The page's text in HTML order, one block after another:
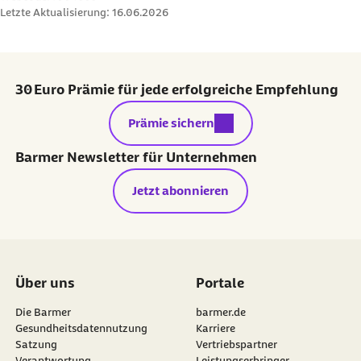
Letzte Aktualisierung: 16.06.2026
30 Euro Prämie für jede erfolgreiche Empfehlung
externer Link:
Prämie sichern
Barmer Newsletter für Unternehmen
Jetzt abonnieren
Über uns
Die Barmer
Gesundheitsdatennutzung
Satzung
Portale
barmer.de
Karriere
Vertriebspartner